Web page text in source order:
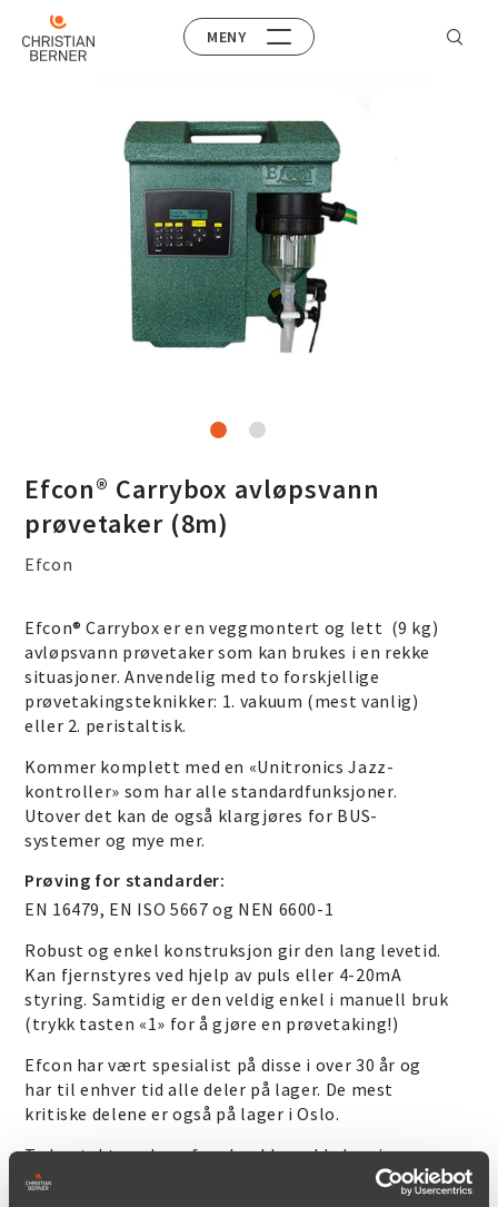
MENY
Efcon® Carrybox avløpsvann
prøvetaker (8m)
Efcon
Efcon® Carrybox er en veggmontert og lett (9 kg)
avløpsvann prøvetaker som kan brukes i en rekke
situasjoner. Anvendelig med to forskjellige
prøvetakingsteknikker: 1. vakuum (mest vanlig)
eller 2. peristaltisk.
Kommer komplett med en «Unitronics Jazz-
kontroller» som har alle standardfunksjoner.
Utover det kan de også klargjøres for BUS-
systemer og mye mer.
Prøving for standarder:
EN 16479, EN ISO 5667 og NEN 6600-1
Robust og enkel konstruksjon gir den lang levetid.
Kan fjernstyres ved hjelp av puls eller 4-20mA
styring. Samtidig er den veldig enkel i manuell bruk
(trykk tasten «1» for å gjøre en prøvetaking!)
Efcon har vært spesialist på disse i over 30 år og
har til enhver tid alle deler på lager. De mest
kritiske delene er også på lager i Oslo.
Ta kontakt med oss for skreddersydde løsninger
som MODBUS, WI-FI, UMTS, åpen kanal flowmålere